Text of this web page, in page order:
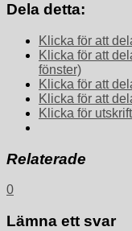
Dela detta:
Klicka för att
Klicka för att
fönster)
Klicka för att
Klicka för att
Klicka för
Relaterade
0
Lämna ett svar